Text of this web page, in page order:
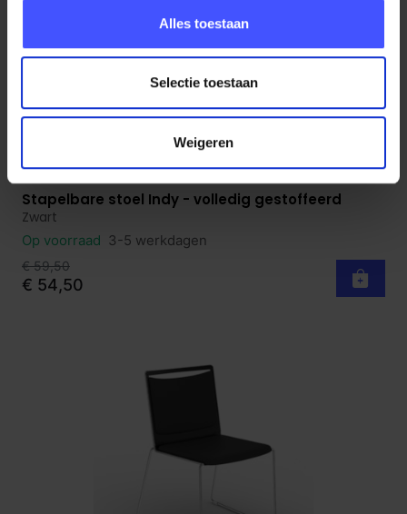
Alles toestaan
Selectie toestaan
Weigeren
Bekijk product
Stapelbare stoel Indy - volledig gestoffeerd
Zwart
Op voorraad 3-5 werkdagen
€ 59,50
€ 54,50